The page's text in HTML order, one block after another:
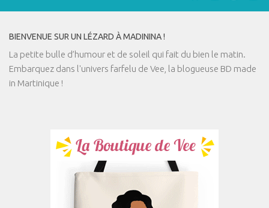
BIENVENUE SUR UN LÉZARD À MADININA !
La petite bulle d’humour et de soleil qui fait du bien le matin.
Embarquez dans l'univers farfelu de Vee, la blogueuse BD made
in Martinique !